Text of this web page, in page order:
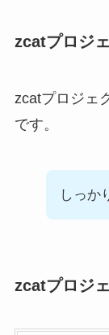
zcatプロジ
zcatプロジェ
です。
しっか
zcatプロジ